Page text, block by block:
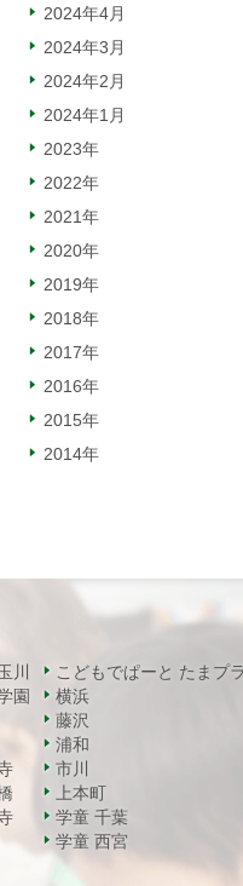
2024年4月
2024年3月
2024年2月
2024年1月
2023年
2022年
2021年
2020年
2019年
2018年
2017年
2016年
2015年
2014年
川
園
こどもでぱーと たまプ
横浜
藤沢
浦和
市川
上本町
学童 千葉
学童 西宮